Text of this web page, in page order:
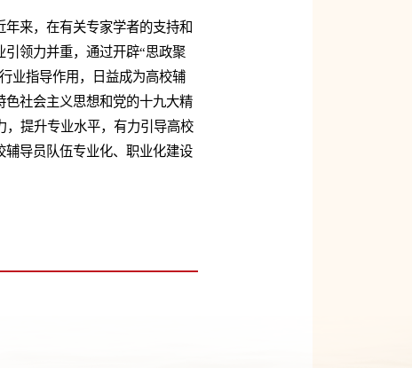
来，在有关专家学者的支持和
领力并重，通过开辟“思政聚
业指导作用，日益成为高校辅
社会主义思想和党的十九大精
，提升专业水平，有力引导高校
导员队伍专业化、职业化建设